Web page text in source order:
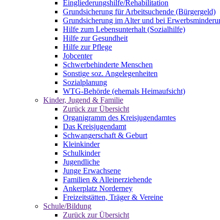
Eingliederungshilfe/Rehabilitation
Grundsicherung für Arbeitsuchende (Bürgergeld)
Grundsicherung im Alter und bei
Hilfe zum Lebensunterhalt (Sozialhilfe)
Hilfe zur Gesundheit
Hilfe zur Pflege
Jobcenter
Schwerbehinderte Menschen
Sonstige soz. Angelegenheiten
Sozialplanung
WTG-Behörde (ehemals Heimaufsicht)
Kinder, Jugend & Familie
Zurück zur Übersicht
Organigramm des Kreisjugendamtes
Das Kreisjugendamt
Schwangerschaft & Geburt
Kleinkinder
Schulkinder
Jugendliche
Junge Erwachsene
Familien & Alleinerziehende
Ankerplatz Norderney
Freizeitstätten, Träger & Vereine
Schule/Bildung
Zurück zur Übersicht